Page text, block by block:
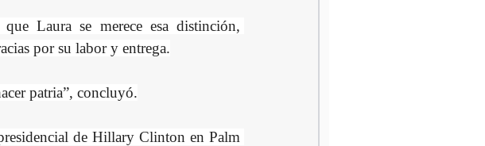
Laura se merece esa distinción,
por su labor y entrega.
patria”, concluyó.
de Hillary Clinton en Palm